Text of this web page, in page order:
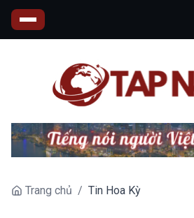
Trang chủ / Tin Hoa Kỳ